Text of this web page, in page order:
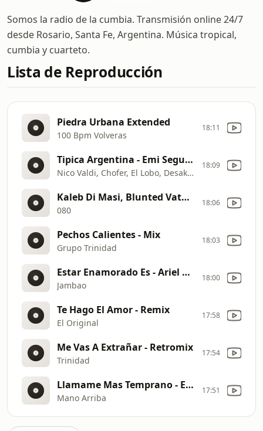
Somos la radio de la cumbia. Transmisión online 24/7
desde Rosario, Santa Fe, Argentina. Música tropical,
cumbia y cuarteto.
Lista de Reproducción
Piedra Urbana Extended
100 Bpm Volveras
18:11
Tipica Argentina - Emi Segura Cuarteto Edit
Nico Valdi, Chofer, El Lobo, Desakta2
18:09
Kaleb Di Masi, Blunted Vato, Whtegold - Chapa Rkt - Matias Carpe
080
18:06
Pechos Calientes - Mix
Grupo Trinidad
18:03
Estar Enamorado Es - Ariel Rmx
Jambao
18:00
Te Hago El Amor - Remix
El Original
17:58
Me Vas A Extrañar - Retromix
Trinidad
17:54
Llamame Mas Temprano - Emi Segura
Mano Arriba
17:51